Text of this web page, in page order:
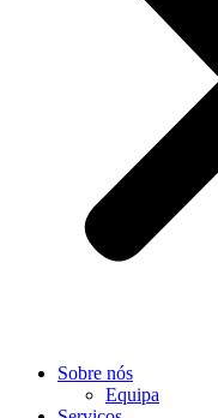
Sobre nós
Equipa